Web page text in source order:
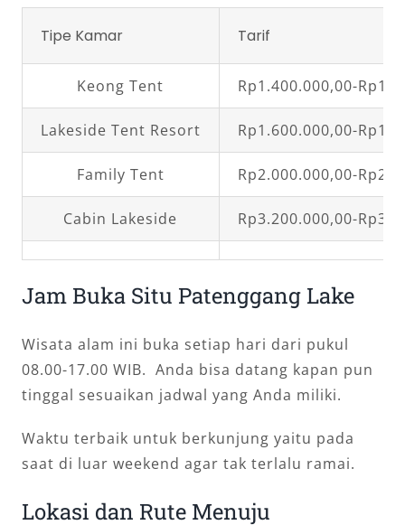
Tipe Kamar Tarif
Keong Tent Rp1.400.000,00-
Lakeside Tent Resort Rp1.600.000,00-
Family Tent Rp2.000.000,00-
Cabin Lakeside Rp3.200.000,00-
Jam Buka Situ Patenggang Lake
Wisata alam ini buka setiap hari dari pukul
08.00-17.00 WIB. Anda bisa datang kapan pun
tinggal sesuaikan jadwal yang Anda miliki.
Waktu terbaik untuk berkunjung yaitu pada
saat di luar weekend agar tak terlalu ramai.
Lokasi dan Rute Menuju